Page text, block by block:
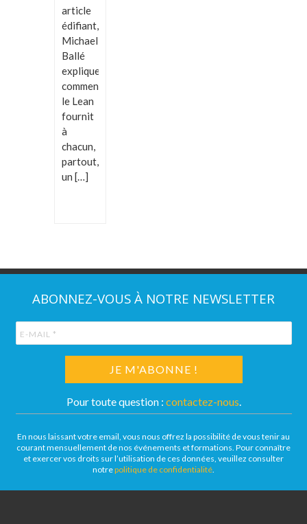
article
édifiant,
Michael
Ballé
explique
comment
le Lean
fournit
à
chacun,
partout,
un […]
ABONNEZ-VOUS À NOTRE NEWSLETTER
Pour toute question : contactez-nous.
En nous laissant votre email, vous nous offrez la possibilité de vous tenir au
courant mensuellement de nos événements et formations. Pour connaître
et exercer vos droits sur l’utilisation de ces données, veuillez consulter
notrepolitique de confidentialité